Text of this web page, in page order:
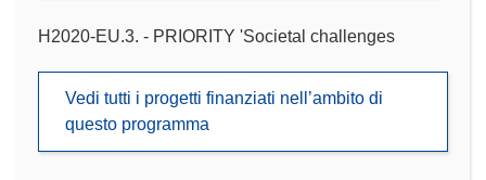
H2020-EU.3. - PRIORITY 'Societal challenges
Vedi tutti i progetti finanziati nell’ambito di
questo programma